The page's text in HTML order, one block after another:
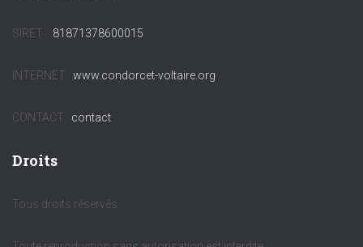
SIRET : 81871378600015
INTERNET : www.condorcet-voltaire.org
CONTACT : contact
Droits
Tous droits réservés.